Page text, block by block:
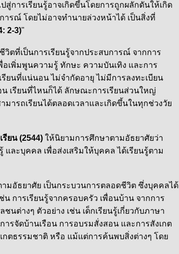
เรียนรู้อาจเกิดขึ้นโดยการถูกผลักดันให้เกิด
รณ์ โดยไม่อาจทำนายล่วงหน้าได้ เป็นสิ่งที่
2-3)"
ป็นการเรียนรู้จากประสบการณ์ จากการ
เพิ่มพูนความรู้ ทักษะ ความบันเทิง และการ
นที่แน่นอน ไม่จำกัดอายุ ไม่มีการลงทะเบียน
เรียนที่ไหนก็ได้ ลักษณะการเรียนส่วนใหญ่
มารถเรียนได้ตลอดเวลาและเกิดขึ้นในทุกช่วงวัย
ยน (2544) ให้นิยามการศึกษาตามอัธยาศัยว่า
ละบุคคล เพื่อส่งเสริมให้บุคคล ได้เรียนรู้ตาม
มอัธยาศัย เป็นกระบวนการตลอดชีวิต ซึ่งบุคคลได้
การเรียนรู้จากครอบครัว เพื่อนบ้าน จากการ
นต่างๆ ตัวอย่าง เช่น เด็กเรียนรู้เกี่ยวกับภาษา
รจัดบ้านเรือน การอบรมสั่งสอน และการสังเกต
กตธรรมชาติ หรือ แม้แต่การค้นพบสิ่งต่างๆ โดย